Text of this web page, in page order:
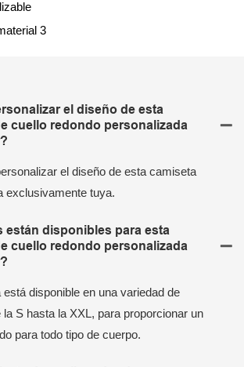
3
el diseño de esta
cuello redondo personalizada
el diseño de esta camiseta
exclusivamente tuya.
están disponibles para esta
cuello redondo personalizada
disponible en una variedad de
la S hasta la XXL, para proporcionar un
para todo tipo de cuerpo.